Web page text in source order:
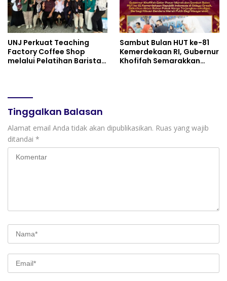
UNJ Perkuat Teaching
Factory Coffee Shop
melalui Pelatihan Barista
Sambut Bulan HUT ke-81
Kemerdekaan RI, Gubernur
Khofifah Semarakkan
Tinggalkan Balasan
Alamat email Anda tidak akan dipublikasikan. Ruas yang wajib
ditandai *